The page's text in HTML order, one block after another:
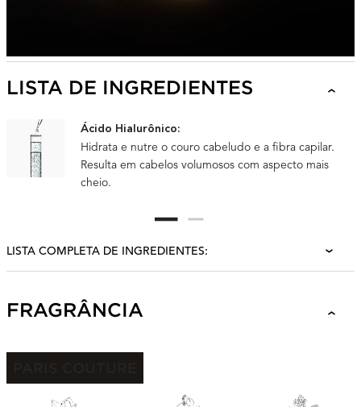
LISTA DE INGREDIENTES
Ácido Hialurônico:
Hidrata e nutre o couro cabeludo e a fibra capilar.
Resulta em cabelos volumosos com aspecto mais
cheio.
LISTA COMPLETA DE INGREDIENTES:
FRAGRÂNCIA